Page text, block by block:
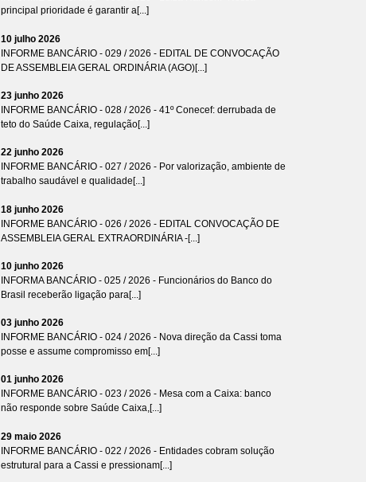
principal prioridade é garantir a[...]
10 julho 2026
INFORME BANCÁRIO - 029 / 2026 - EDITAL DE CONVOCAÇÃO
DE ASSEMBLEIA GERAL ORDINÁRIA (AGO)[...]
23 junho 2026
INFORME BANCÁRIO - 028 / 2026 - 41º Conecef: derrubada de
teto do Saúde Caixa, regulação[...]
22 junho 2026
INFORME BANCÁRIO - 027 / 2026 - Por valorização, ambiente de
trabalho saudável e qualidade[...]
18 junho 2026
INFORME BANCÁRIO - 026 / 2026 - EDITAL CONVOCAÇÃO DE
ASSEMBLEIA GERAL EXTRAORDINÁRIA -[...]
10 junho 2026
INFORMA BANCÁRIO - 025 / 2026 - Funcionários do Banco do
Brasil receberão ligação para[...]
03 junho 2026
INFORME BANCÁRIO - 024 / 2026 - Nova direção da Cassi toma
posse e assume compromisso em[...]
01 junho 2026
INFORME BANCÁRIO - 023 / 2026 - Mesa com a Caixa: banco
não responde sobre Saúde Caixa,[...]
29 maio 2026
INFORME BANCÁRIO - 022 / 2026 - Entidades cobram solução
estrutural para a Cassi e pressionam[...]